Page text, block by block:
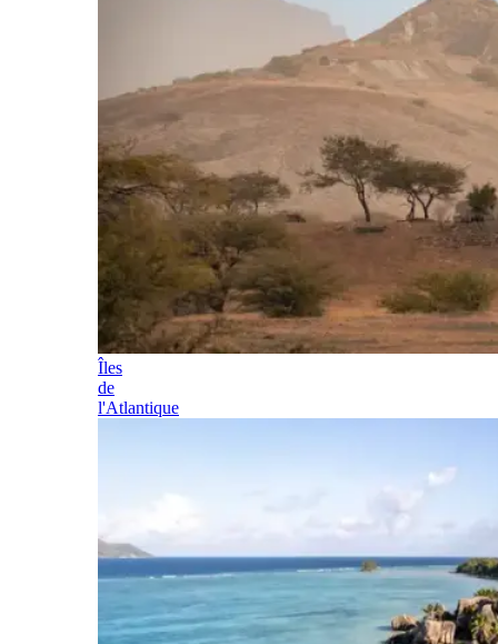
Îles
de
l'Atlantique